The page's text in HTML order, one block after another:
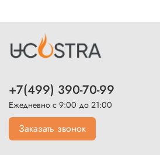
+7(499) 390-70-99
Ежедневно с 9:00 до 21:00
Заказать звонок